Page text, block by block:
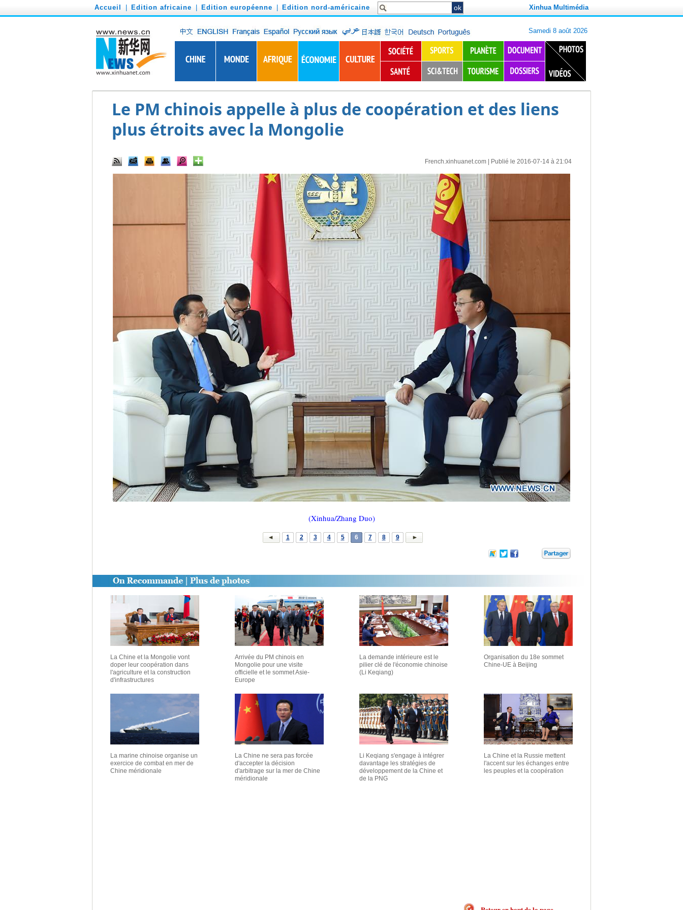
Accueil Edition africaine Edition européenne Edition nord-américaine Xinhua Multimédia
Le PM chinois appelle à plus de coopération et des liens
plus étroits avec la Mongolie
French.xinhuanet.com| Publié le 2016-07-14 à 21:04
(Xinhua/Zhang Duo)
1 2 3 4 5 6 7 8 9
La Chine et la Mongolie vont
doper leur coopération dans
l'agriculture et la construction
d'infrastructures
Arrivée du PM chinois en
Mongolie pour une visite
officielle et le sommet Asie-
Europe
La demande intérieure est le
pilier clé de l'économie chinoise
(Li Keqiang)
Organisation du 18e sommet
Chine-UE à Beijing
La marine chinoise organise un
exercice de combat en mer de
Chine méridionale
La Chine ne sera pas forcée
d'accepter la décision
d'arbitrage sur la mer de Chine
méridionale
Li Keqiang s'engage à intégrer
davantage les stratégies de
développement de la Chine et
de la PNG
La Chine et la Russie mettent
l'accent sur les échanges entre
les peuples et la coopération